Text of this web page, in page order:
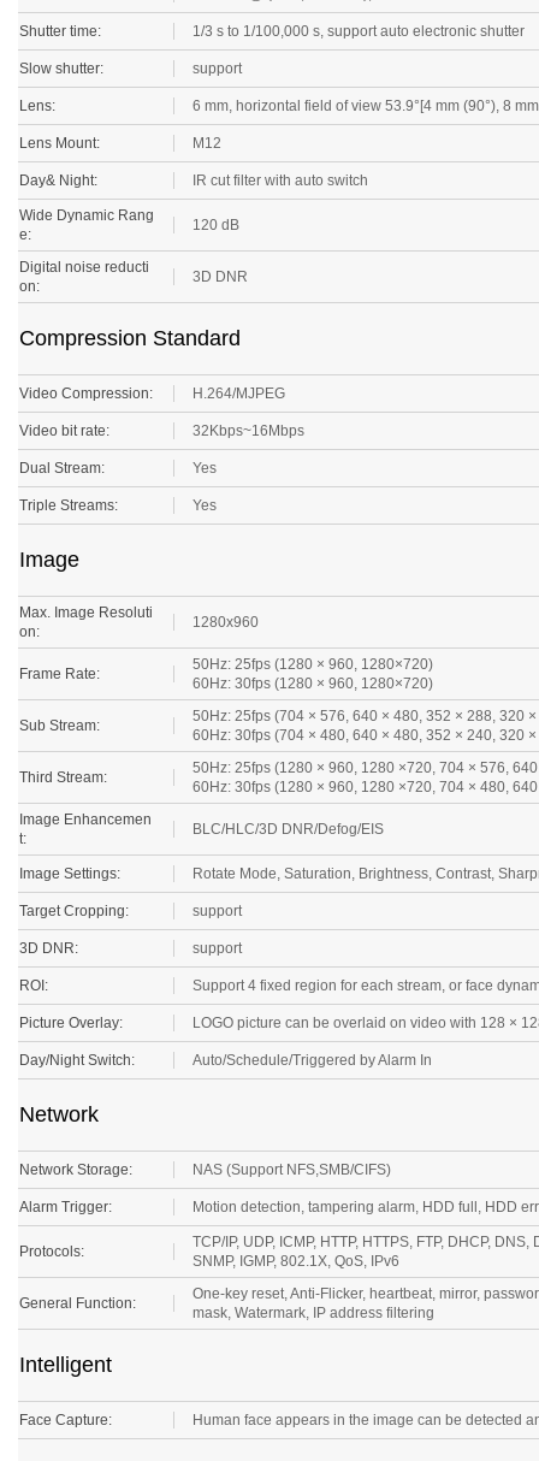
Shutter time: 1/3 s to 1/100,000 s, support auto electronic shutter
Slow shutter: support
Lens: 6 mm, horizontal field of view 53.9°[4 mm (90°), 8
Lens Mount: M12
Day& Night: IR cut filter with auto switch
Wide Dynamic Rang
e:
Digital noise reducti
on:
Video Compression: H.264/MJPEG
Video bit rate: 32Kbps~16Mbps
Dual Stream: Yes
Triple Streams: Yes
Max. Image Resoluti
on:
50Hz: 25fps (1280 × 960, 1280×720)
60Hz: 30fps (1280 × 960, 1280×720)
50Hz: 25fps (704 × 576, 640 × 480, 352 × 288, 320
60Hz: 30fps (704 × 480, 640 × 480, 352 × 240, 320
50Hz: 25fps (1280 × 960, 1280 ×720, 704 × 576,
60Hz: 30fps (1280 × 960, 1280 ×720, 704 × 480,
Image Enhancemen
t:
Image Settings: Rotate Mode, Saturation, Brightness, Contrast,
Target Cropping: support
3D DNR: support
ROI: Support 4 fixed region for each stream, or face
Picture Overlay: LOGO picture can be overlaid on video with 128 ×
Day/Night Switch: Auto/Schedule/Triggered by Alarm In
Network Storage: NAS (Support NFS,SMB/CIFS)
Alarm Trigger: Motion detection, tampering alarm, HDD full, HDD
TCP/IP, UDP, ICMP, HTTP, HTTPS, FTP, DHCP,
SNMP, IGMP, 802.1X, QoS, IPv6
One-key reset, Anti-Flicker, heartbeat, mirror,
mask, Watermark, IP address filtering
Face Capture: Human face appears in the image can be detected